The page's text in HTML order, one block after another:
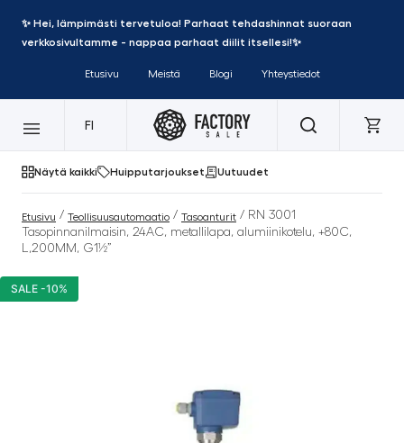
✨ Hei, lämpimästi tervetuloa! Parhaat tehdashinnat suoraan
verkkosivultamme - nappaa parhaat diilit itsellesi!✨
Etusivu Meistä Blogi Yhteystiedot
FI
Näytä kaikki Huipputarjoukset Uutuudet
Etusivu / Teollisuusautomaatio / Tasoanturit / RN 3001
Tasopinnanilmaisin, 24AC, metallilapa, alumiinikotelu, +80C,
L,200MM, G1½”
SALE -10%